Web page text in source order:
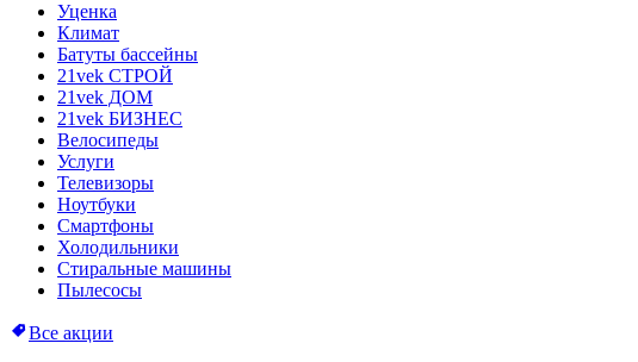
Уценка
Климат
Батуты бассейны
21vek СТРОЙ
21vek ДОМ
21vek БИЗНЕС
Велосипеды
Услуги
Телевизоры
Ноутбуки
Смартфоны
Холодильники
Стиральные машины
Пылесосы
Все акции